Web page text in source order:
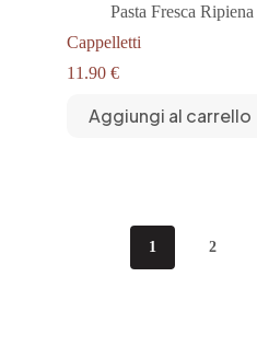
Pasta Fresca Ripiena
Cappelletti
11.90 €
Aggiungi al carrello
1 2